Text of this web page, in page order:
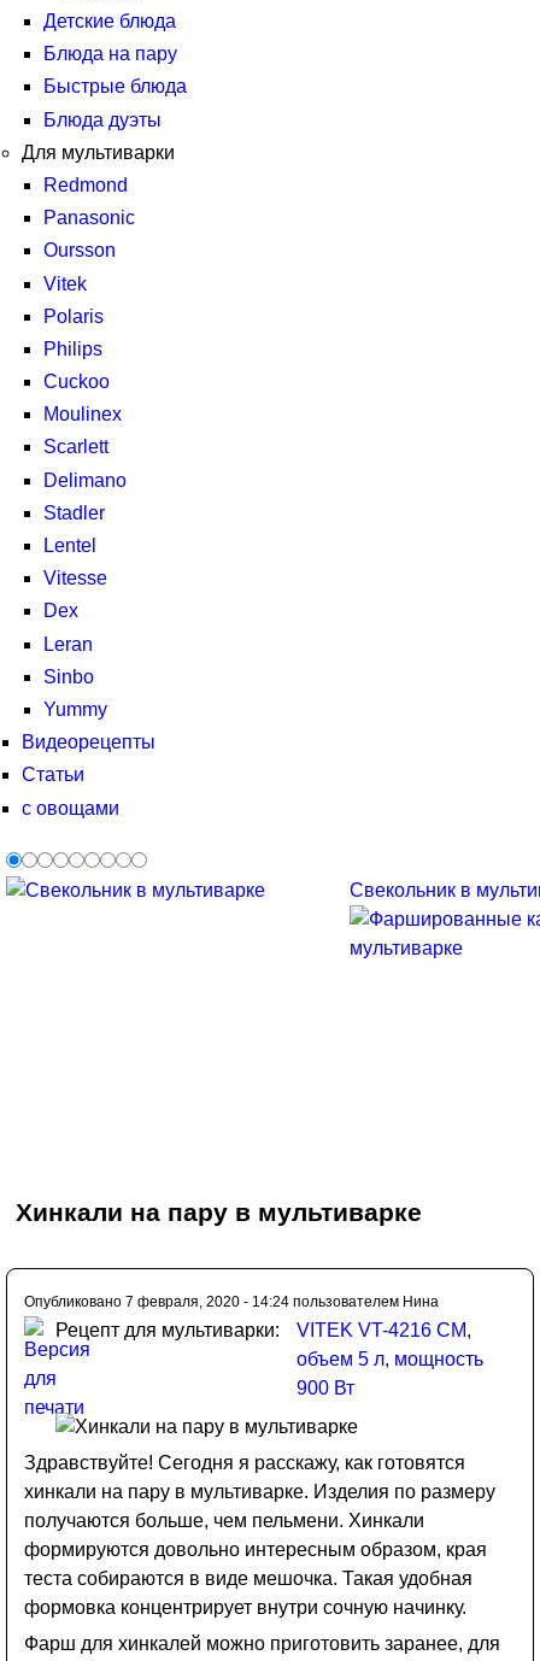
Детские блюда
Блюда на пару
Быстрые блюда
Блюда дуэты
Для мультиварки
Redmond
Panasonic
Oursson
Vitek
Polaris
Philips
Cuckoo
Moulinex
Scarlett
Delimano
Stadler
Lentel
Vitesse
Dex
Leran
Sinbo
Yummy
Видеорецепты
Статьи
с овощами
Свекольник в
Хинкали на пару в мультиварке
Опубликовано 7 февраля, 2020 - 14:24 пользователем Нина
Рецепт для мультиварки:
VITEK VT-4216 CM,
объем 5 л, мощность
900 Вт
Здравствуйте! Сегодня я расскажу, как готовятся
хинкали на пару в мультиварке. Изделия по размеру
получаются больше, чем пельмени. Хинкали
формируются довольно интересным образом, края
теста собираются в виде мешочка. Такая удобная
формовка концентрирует внутри сочную начинку.
Фарш для хинкалей можно приготовить заранее, для